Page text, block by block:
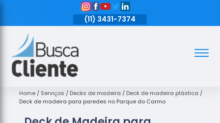
(11) 3431-7374
Assoalhos
de Madeira
Madeira
Home Serviços Decks de madeira
Deck de madeira plástica
Deck de madeira para paredes no Parque do Carmo